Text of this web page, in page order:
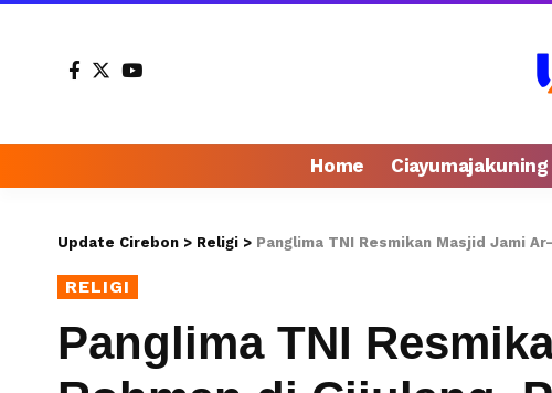
Home Ciayumajakuning
Update Cirebon > Religi > Panglima TNI Resmikan Masjid Jami
RELIGI
Panglima TNI